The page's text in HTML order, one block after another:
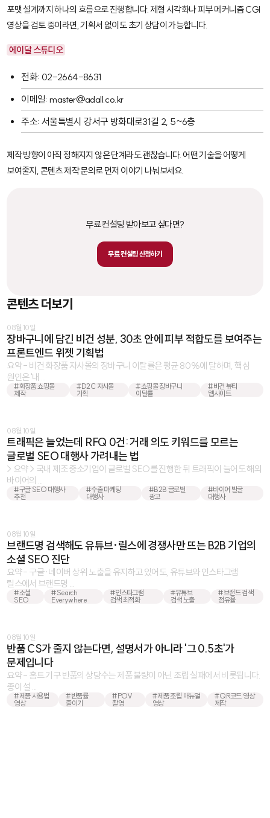
포맷 설계까지 하나의 흐름으로 진행합니다. 제형 시각화나 피부 메커니즘 CGI
영상을 검토 중이라면, 기획서 없이도 초기 상담이 가능합니다.
에이달 스튜디오
전화: 02-2664-8631
이메일: master@adall.co.kr
주소: 서울특별시 강서구 방화대로31길 2, 5~6층
제작 방향이 아직 정해지지 않은 단계라도 괜찮습니다. 어떤 기술을 어떻게
보여줄지, 콘텐츠 제작 문의로 먼저 이야기 나눠보세요.
무료 컨설팅 받아보고 싶다면?
무료 컨설팅 신청하기
콘텐츠 더보기
08월 10일
장바구니에 담긴 비건 성분, 30초 안에 피부 적합도를 보여주는
프론트엔드 위젯 기획법
요약 - 비건 화장품 자사몰의 장바구니 이탈률은 평균 80%에 달하며, 핵심
원인은 '내 ...
#화장품 쇼핑몰
제작
#D2C 자사몰
기획
#쇼핑몰 장바구니
이탈률
#비건 뷰티
웹사이트
08월 10일
트래픽은 늘었는데 RFQ 0건: 거래 의도 키워드를 모르는
글로벌 SEO 대행사 가려내는 법
> 요약 > 국내 제조 중소기업이 글로벌 SEO를 진행한 뒤 트래픽이 늘어도 해외
바이어의 ...
#구글 SEO 대행사
추천
#수출 마케팅
대행사
#B2B 글로벌
광고
#바이어 발굴
대행사
08월 10일
브랜드명 검색해도 유튜브·릴스에 경쟁사만 뜨는 B2B 기업의
소셜 SEO 진단
요약 - 구글·네이버 상위 노출을 유지하고 있어도, 유튜브와 인스타그램
릴스에서 브랜드명 ...
#소셜
SEO
#Search
Everywhere
#인스타그램
검색 최적화
#유튜브
검색 노출
#브랜드 검색
점유율
08월 10일
반품 CS가 줄지 않는다면, 설명서가 아니라 '그 0.5초'가
문제입니다
요약 - 홈트 기구 반품의 상당수는 제품 불량이 아닌 조립 실패에서 비롯됩니다.
종이 설 ...
#제품 사용법
영상
#반품률
줄이기
#POV
촬영
#제품 조립 매뉴얼
영상
#QR코드 영상
제작